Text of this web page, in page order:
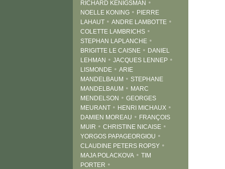
RICHARD KENIGSMAN •
NOELLE KONING • PIERRE
LAHAUT • ANDRE LAMBOTTE •
COLETTE LAMBRICHS •
STEPHAN LAPLANCHE •
BRIGITTE LE CAISNE • DANIEL
LEHMAN • JACQUES LENNEP •
LISMONDE • ARIE
MANDELBAUM • STEPHANE
MANDELBAUM • MARC
MENDELSON • GEORGES
MEURANT • HENRI MICHAUX •
DAMIEN MOREAU • FRANÇOIS
MUIR • CHRISTINE NICAISE •
YORGOS PAPAGEORGIOU •
CLAUDINE PETERS ROPSY •
MAJA POLACKOVA • TIM
PORTER •